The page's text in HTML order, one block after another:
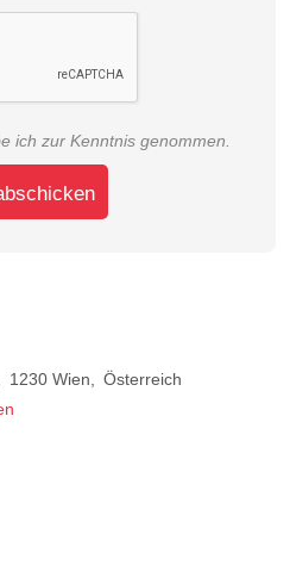
ich zur Kenntnis genommen.
1230 Wien
Österreich